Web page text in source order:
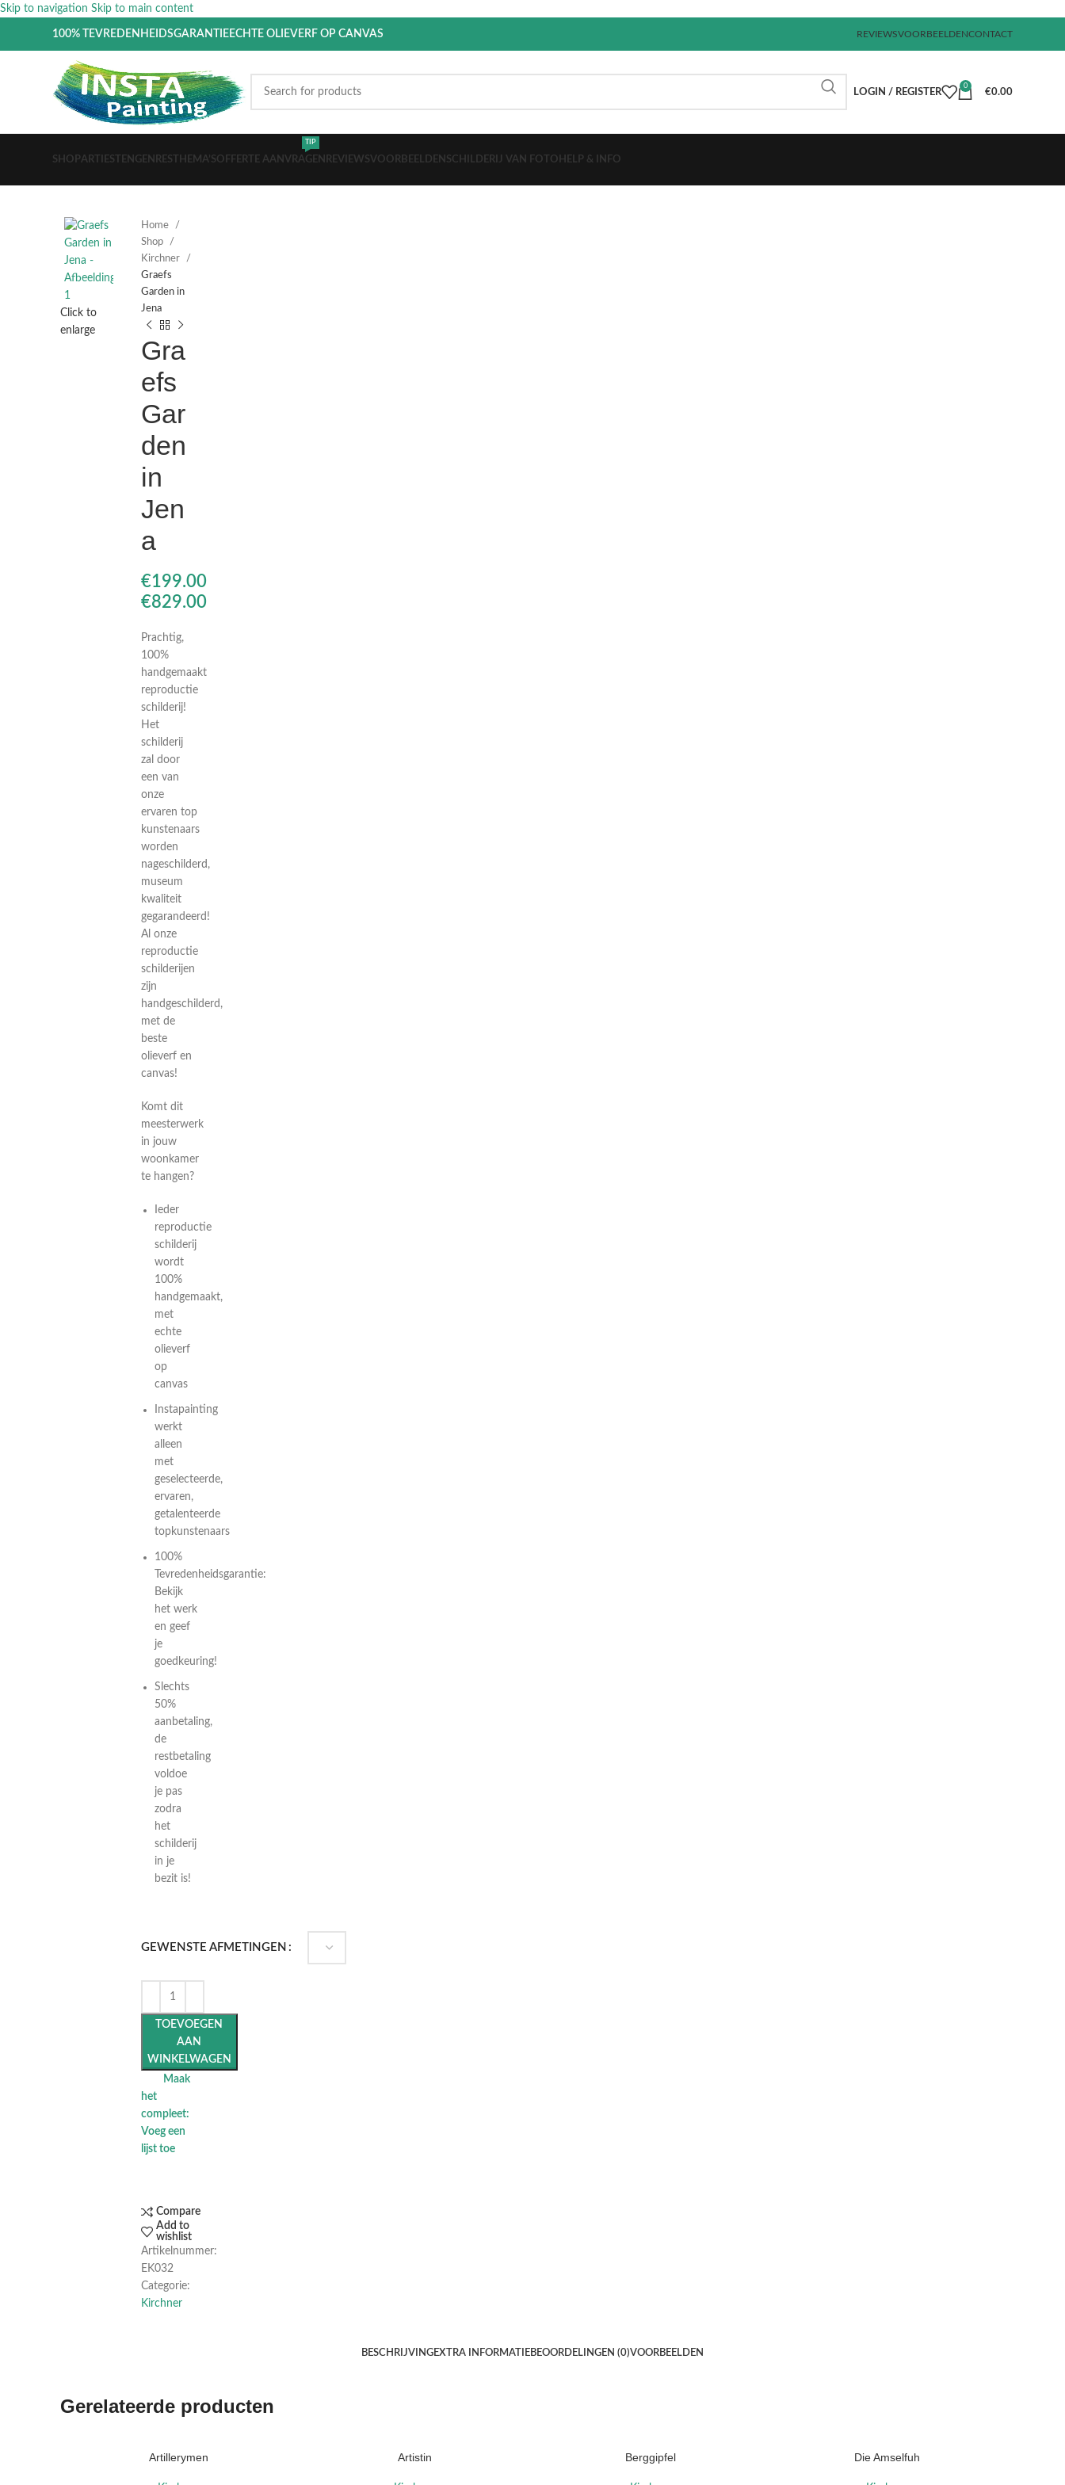
Skip to navigation Skip to main content
100% TEVREDENHEIDSGARANTIEECHTE OLIEVERF OP CANVAS REVIEWSVOORBEELDENCONTACT
LOGIN / REGISTER
0
€0.00
SHOPARTIESTEN GENRES THEMA’SOFFERTE AANVRAGEN
TIP
REVIEWSVOORBEELDEN SCHILDERIJ VAN FOTO HELP & INFO
Click to
enlarge
Home
Shop
Kirchner
Graefs
Garden in
Jena
Gra
efs
Gar
den
in
Jen
a
€
€
Prachtig,
100%
handgemaakt
reproductie
schilderij!
Het
schilderij
zal door
een van
onze
ervaren top
kunstenaars
worden
nageschilderd,
museum
kwaliteit
gegarandeerd!
Al onze
reproductie
schilderijen
zijn
handgeschilderd,
met de
beste
olieverf en
canvas!
Komt dit
meesterwerk
in jouw
woonkamer
te hangen?
Ieder
reproductie
schilderij
wordt
100%
handgemaakt,
met
echte
olieverf
op
canvas
Instapainting
werkt
alleen
met
geselecteerde,
ervaren,
getalenteerde
topkunstenaars
100%
Tevredenheidsgarantie:
Bekijk
het werk
en geef
je
goedkeuring!
Slechts
50%
aanbetaling,
de
restbetaling
voldoe
je pas
zodra
het
schilderij
in je
bezit is!
GEWENSTE AFMETINGEN
TOEVOEGEN
AAN
WINKELWAGEN
Maak
het
compleet:
Voeg een
lijst toe
Compare
Add to
wishlist
Artikelnummer:
EK032
Categorie:
Kirchner
BESCHRIJVINGEXTRA INFORMATIEBEOORDELINGEN (0)VOORBEELDEN
Gerelateerde producten
OPTIES SELECTERENArtillerymen OPTIES SELECTERENArtistin OPTIES SELECTERENBerggipfel OPTIES SELECTERENDie Amselfuh